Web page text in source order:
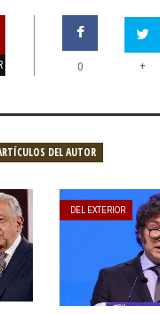
0 +
DEL AUTOR
DEL EXTERIOR